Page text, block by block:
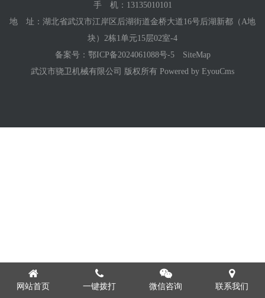
手 机： 13135010101
地 址：湖北省武汉市江岸区后湖街道金桥大道16号后湖新都（A地
块）2栋1单元15层02室-4
备案号： 鄂ICP备2024061088号-5
SiteMap
武汉市骁卫机械有限公司 版权所有 Powered by EyouCms
网站首页 一键拨打 微信咨询 联系我们